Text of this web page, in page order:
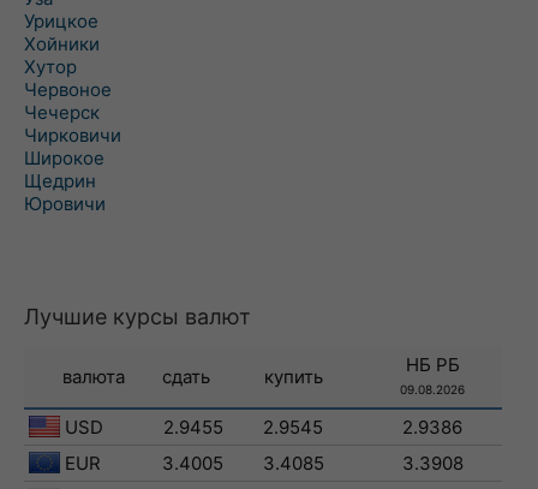
Урицкое
Хойники
Хутор
Червоное
Чечерск
Чирковичи
Широкое
Щедрин
Юровичи
Лучшие курсы валют
валюта сдать купить
НБ РБ
09.08.2026
USD 2.9455 2.9545
2.9386
EUR
3.4005 3.4085
3.3908